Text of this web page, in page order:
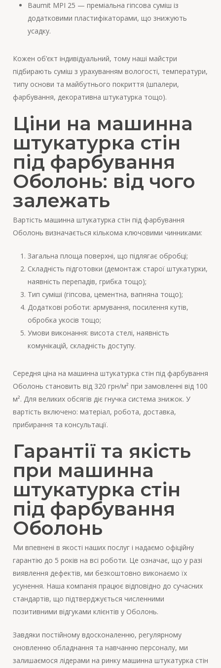
Baumit MPI 25 — преміальна гіпсова суміш із
додатковими пластифікаторами, що знижують
усадку.
Кожен об’єкт індивідуальний, тому наші майстри
підбирають суміш з урахуванням вологості, температури,
типу основи та майбутнього покриття (шпалери,
фарбування, декоративна штукатурка тощо).
Ціни на машинна
штукатурка стін
під фарбування
Оболонь: від чого
залежать
Вартість машинна штукатурка стін під фарбування
Оболонь визначається кількома ключовими чинниками:
Загальна площа поверхні, що підлягає обробці;
Складність підготовки (демонтаж старої штукатурки,
наявність перепадів, грибка тощо);
Тип суміші (гіпсова, цементна, вапняна тощо);
Додаткові роботи: армування, посилення кутів,
обробка укосів тощо;
Умови виконання: висота стелі, наявність
комунікацій, складність доступу.
Середня ціна на машинна штукатурка стін під фарбування
Оболонь становить від 320 грн/м² при замовленні від 100
м². Для великих обсягів діє гнучка система знижок. У
вартість включено: матеріал, робота, доставка,
прибирання та консультації.
Гарантії та якість
при машинна
штукатурка стін
під фарбування
Оболонь
Ми впевнені в якості наших послуг і надаємо офіційну
гарантію до 5 років на всі роботи. Це означає, що у разі
виявлення дефектів, ми безкоштовно виконаємо їх
усунення. Наша компанія працює відповідно до сучасних
стандартів, що підтверджується численними
позитивними відгуками клієнтів у Оболонь.
Завдяки постійному вдосконаленню, регулярному
оновленню обладнання та навчанню персоналу, ми
залишаємося лідерами на ринку машинна штукатурка стін